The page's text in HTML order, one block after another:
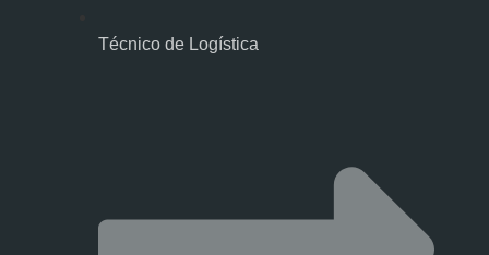
Técnico de Logística